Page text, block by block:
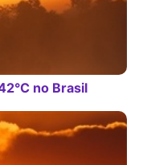
no Brasil